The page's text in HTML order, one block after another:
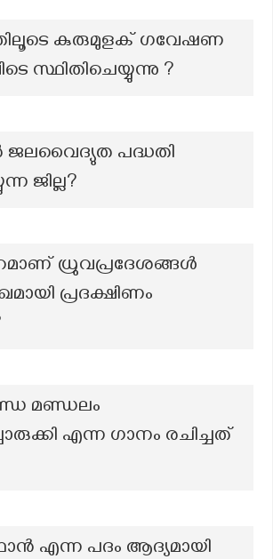
കുരുമുളക് ഗവേഷണ
സ്ഥിതിചെയ്യുന്നു ?
ജലവൈദ്യുത പദ്ധതി
ജില്ല?
ധ്രുവപ്രദേശങ്ങൾ
പ്രദക്ഷിണം
മണ്ഡലം
എന്ന ഗാനം രചിച്ചത്
എന്ന പദം ആദ്യമായി